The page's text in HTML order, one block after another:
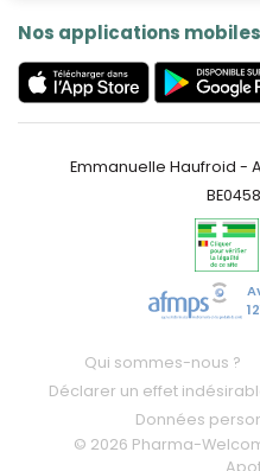
Nos applications mobiles
Emmanuelle Haufroid -
Qui sommes-nous ?
Déclarer un effet
Données
© 2026 Pharma-